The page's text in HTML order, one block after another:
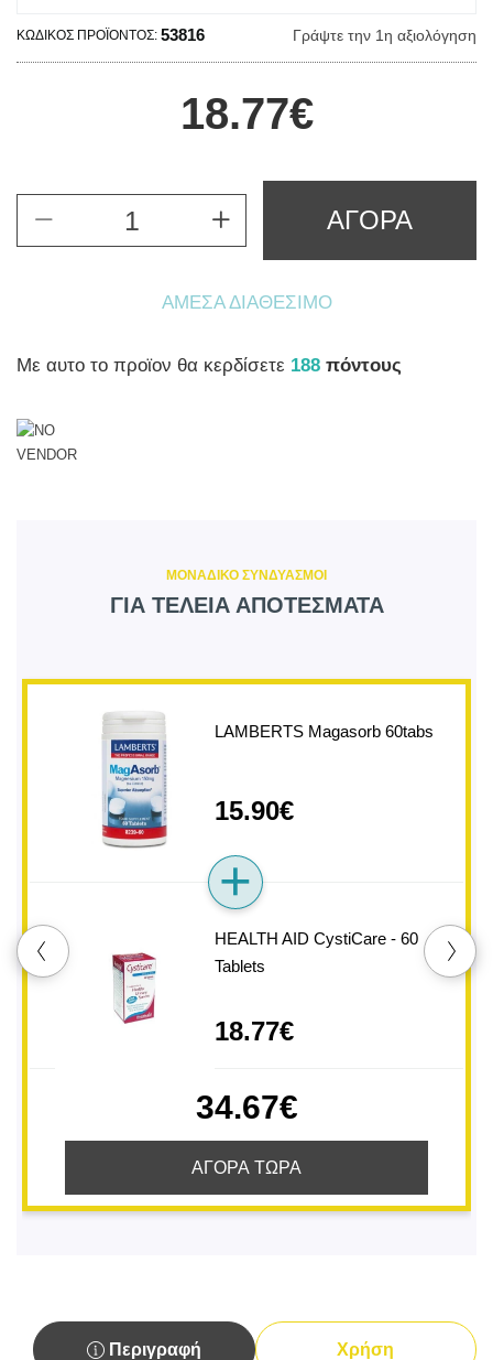
ΚΩΔΙΚΌΣ ΠΡΟΪΌΝΤΟΣ: 53816 Γράψτε την 1η αξιολόγηση
18.77€
ΑΓΟΡΑ
ΆΜΕΣΑ ΔΙΑΘΈΣΙΜΟ
Mε αυτο το προϊον θα κερδίσετε 188 πόντους
ΜΟΝΑΔΙΚΟ ΣΥΝΔΥΑΣΜΟΙ
ΓΙΑ ΤΕΛΕΙΑ ΑΠΟΤΕΣΜΑΤΑ
LAMBERTS Magasorb 60tabs
15.90€
HEALTH AID CystiCare - 60
Tablets
18.77€
34.67€
ΑΓΟΡΑ ΤΩΡΑ
Περιγραφή Χρήση